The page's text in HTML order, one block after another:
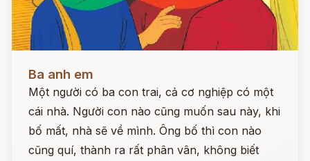
Ba anh em
Một người có ba con trai, cả cơ nghiệp có một
cái nhà. Người con nào cũng muốn sau này, khi
bố mất, nhà sẽ về mình. Ông bố thì con nào
cũng quí, thành ra rất phân vân, không biết